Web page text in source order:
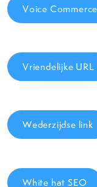
Voice Commerce
Vriendelijke URL
Wederzijdse link
White hat SEO